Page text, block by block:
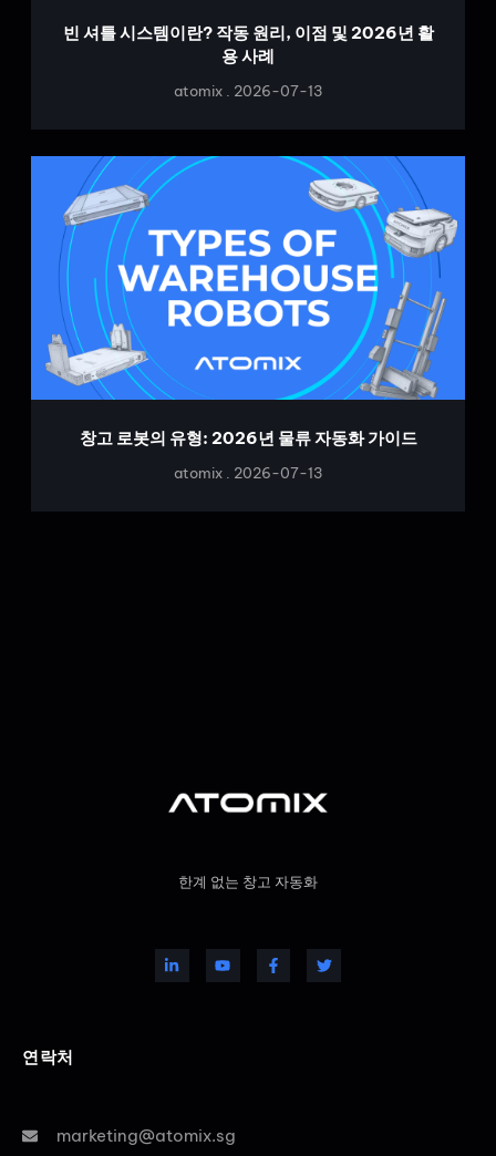
빈 셔틀 시스템이란? 작동 원리, 이점 및 2026년 활
용 사례
atomix 2026-07-13
창고 로봇의 유형: 2026년 물류 자동화 가이드
atomix 2026-07-13
한계 없는 창고 자동화
연락처
marketing@atomix.sg